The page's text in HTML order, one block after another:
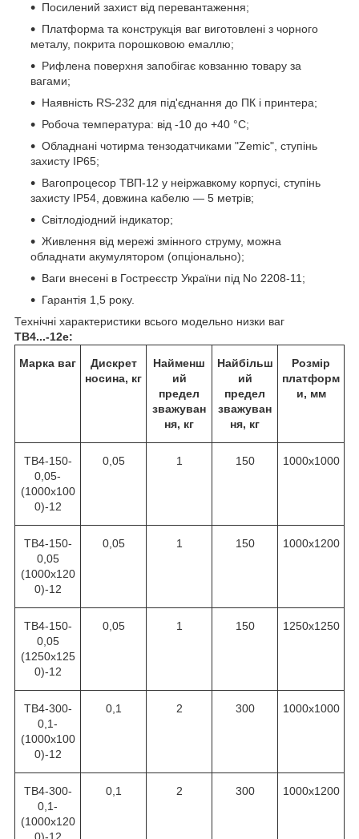
Посилений захист від перевантаження;
Платформа та конструкція ваг виготовлені з чорного
металу, покрита порошковою емаллю;
Рифлена поверхня запобігає ковзанню товару за
вагами;
Наявність RS-232 для під'єднання до ПК і принтера;
Робоча температура: від -10 до +40 °C;
Обладнані чотирма тензодатчиками "Zemic", ступінь
захисту IP65;
Вагопроцесор ТВП-12 у неіржавкому корпусі, ступінь
захисту IP54, довжина кабелю — 5 метрів;
Світлодіодний індикатор;
Живлення від мережі змінного струму, можна
обладнати акумулятором (опціонально);
Ваги внесені в Гостреєстр України під No 2208-11;
Гарантія 1,5 року.
Технічні характеристики всього модельно низки ваг
ТВ4...-12е:
Марка ваг
Дискрет
носина, кг
Найменш
ий
предел
зважуван
ня, кг
Найбільш
ий
предел
зважуван
ня, кг
Розмір
платформ
и, мм
ТВ4-150-
0,05-
(1000х100
0)-12
0,05 1 150 1000х1000
ТВ4-150-
0,05
(1000х120
0)-12
0,05 1 150 1000х1200
ТВ4-150-
0,05
(1250х125
0)-12
0,05 1 150 1250х1250
ТВ4-300-
0,1-
(1000х100
0)-12
0,1 2 300 1000х1000
ТВ4-300-
0,1-
(1000х120
0,1 2 300 1000х1200